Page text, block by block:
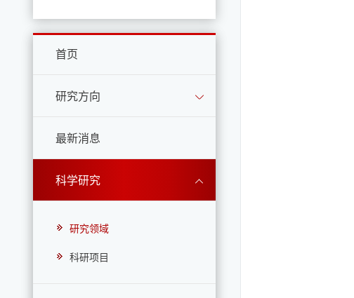
首页
研究方向
最新消息
科学研究
研究领域
科研项目